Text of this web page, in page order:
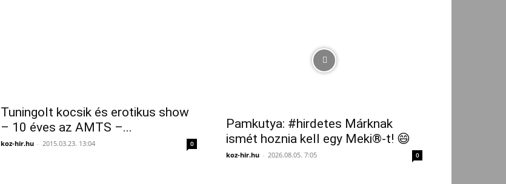
Tuningolt kocsik és erotikus show
– 10 éves az AMTS –...
koz-hir.hu - 2015.03.23. 13:04 0
Pamkutya: #hirdetes Márknak
ismét hoznia kell egy Meki®-t! 😄
koz-hir.hu - 2026.08.05. 7:05 0